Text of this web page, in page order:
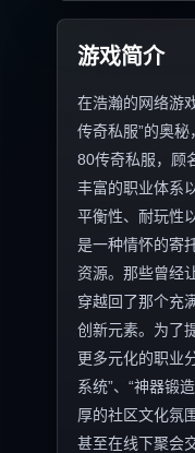
游戏简介
在浩瀚的网络游
传奇私服”的奥
80传奇私服，顾
丰富的职业体系
平衡性、耐玩性
是一种情怀的寄
资源。那些曾经
穿越回了那个充
创新元素。为了
更多元化的职业
系统”、“神器锻
厚的社区文化氛
甚至在线下聚会